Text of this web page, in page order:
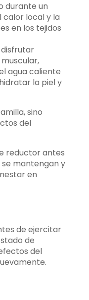
durante un
calor local y la
en los tejidos
agua caliente
la piel y
sino
del
reductor antes
se mantengan y
en
de ejercitar
de
del